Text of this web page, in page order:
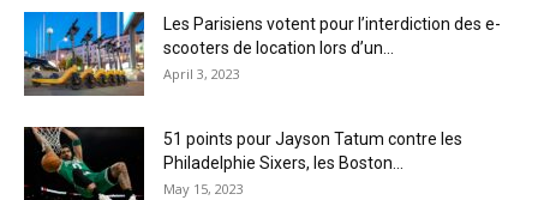
Les Parisiens votent pour l’interdiction des e-
scooters de location lors d’un...
April 3, 2023
51 points pour Jayson Tatum contre les
Philadelphie Sixers, les Boston...
May 15, 2023